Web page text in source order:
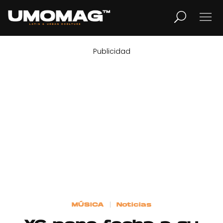
LIFESTYLE
Publicidad
MÚSICA Noticias